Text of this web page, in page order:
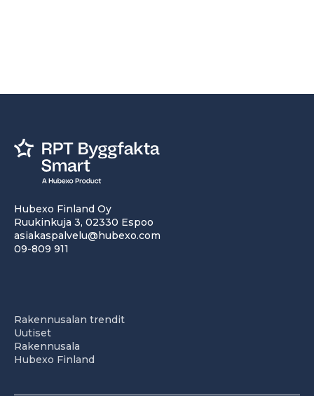
Hubexo Finland Oy
Ruukinkuja 3, 02330 Espoo
asiakaspalvelu@hubexo.com
09-809 911
Rakennusalan trendit
Uutiset
Rakennusala
Hubexo Finland